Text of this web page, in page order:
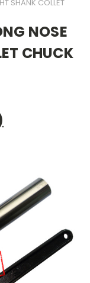
SHANK COLLET
NOSE
CHUCK